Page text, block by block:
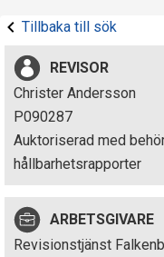
r
s
i
n
s
p
e
Tillbaka till sök
REVISOR
Christer Andersson
P090287
Auktoriserad med
hållbarhetsrapporter
ARBETSGIVARE
Revisionstjänst